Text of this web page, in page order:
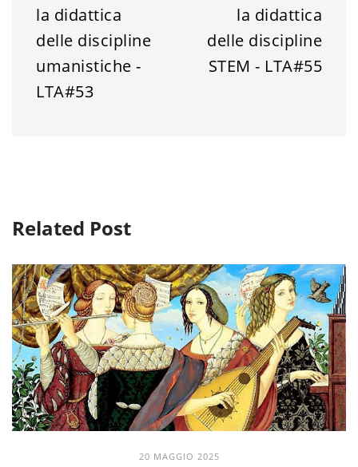
la didattica
delle discipline
umanistiche -
LTA#53
la didattica
delle discipline
STEM - LTA#55
Related Post
20 MAGGIO 2025